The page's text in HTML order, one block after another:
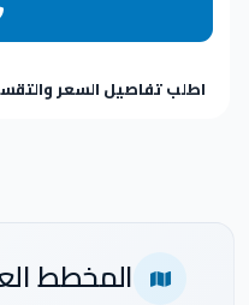
اطلب تفاصيل السعر
المخطط